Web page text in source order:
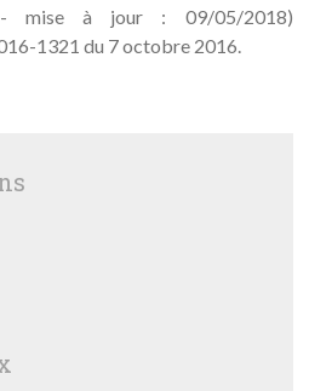
- mise à jour : 09/05/2018)
1321 du 7 octobre 2016.